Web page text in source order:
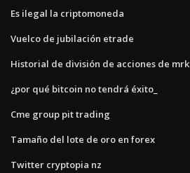
Es ilegal la criptomoneda
Vuelco de jubilación etrade
Historial de división de acciones de mrk
¿por qué bitcoin no tendrá éxito_
Cme group pit trading
Tamaño del lote de oro en forex
Twitter cryptopia nz